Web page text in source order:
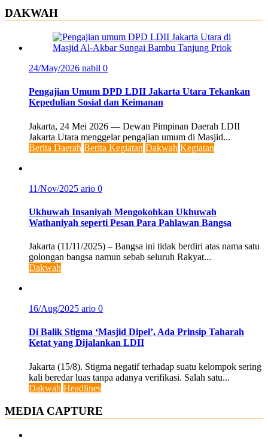
DAKWAH
24/May/2026 nabil 0
Pengajian Umum DPD LDII Jakarta Utara Tekankan
Kepedulian Sosial dan Keimanan
Jakarta, 24 Mei 2026 — Dewan Pimpinan Daerah LDII
Jakarta Utara menggelar pengajian umum di Masjid...
Berita Daerah Berita Kegiatan Dakwah Kegiatan
11/Nov/2025 ario 0
Ukhuwah Insaniyah Mengokohkan Ukhuwah
Wathaniyah seperti Pesan Para Pahlawan Bangsa
Jakarta (11/11/2025) – Bangsa ini tidak berdiri atas nama satu
golongan bangsa namun sebab seluruh Rakyat...
Dakwah
16/Aug/2025 ario 0
Di Balik Stigma ‘Masjid Dipel’, Ada Prinsip Taharah
Ketat yang Dijalankan LDII
Jakarta (15/8). Stigma negatif terhadap suatu kelompok sering
kali beredar luas tanpa adanya verifikasi. Salah satu...
Dakwah Headlines
MEDIA CAPTURE